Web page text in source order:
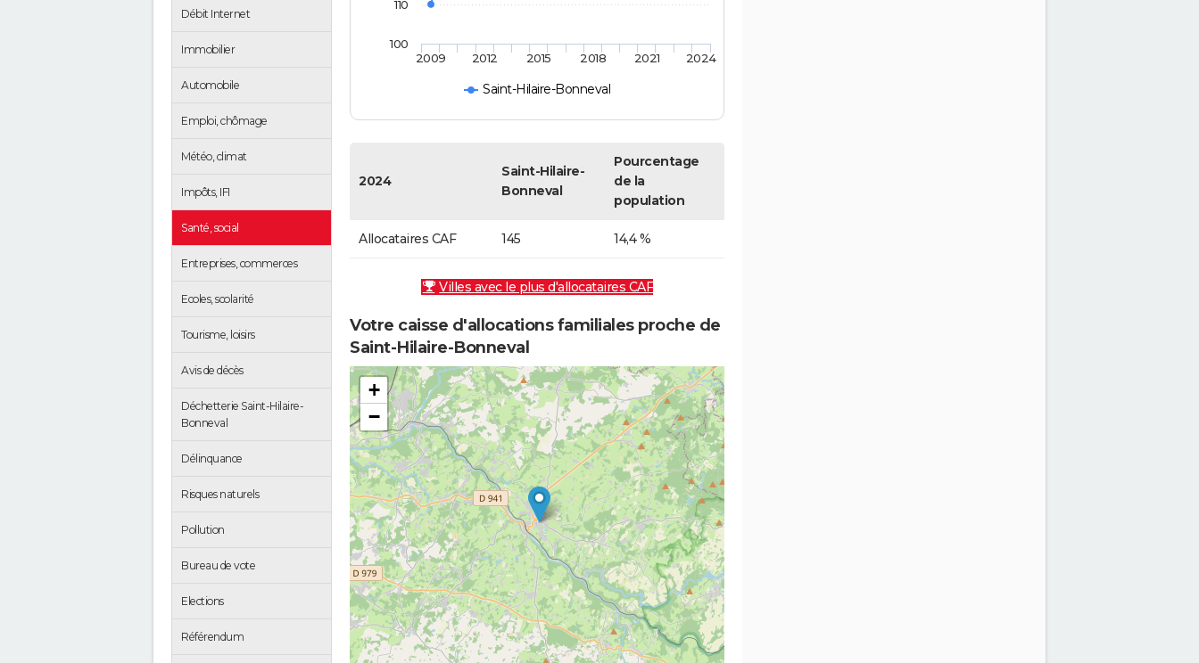
Débit Internet
Immobilier
Automobile
Emploi, chômage
Météo, climat
Impôts, IFI
Santé, social
Entreprises, commerces
Ecoles, scolarité
Tourisme, loisirs
Avis de décès
Déchetterie Saint-Hilaire-
Bonneval
Délinquance
Risques naturels
Pollution
Bureau de vote
Elections
Référendum
Saint-Hilaire-Bonneval
2009 2012 2015 2018 2021 2024
100
110
2024
Saint-Hilaire-
Bonneval
Pourcentage
de la
population
Allocataires CAF 145 14,4 %
Villes avec le plus d'allocataires CAF
Votre caisse d'allocations familiales proche de
Saint-Hilaire-Bonneval
+
−